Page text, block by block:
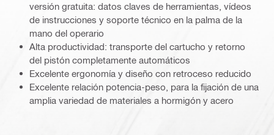
versión gratuita: datos claves de herramientas, vídeos
de instrucciones y soporte técnico en la palma de la
mano del operario
Alta productividad: transporte del cartucho y retorno
del pistón completamente automáticos
Excelente ergonomía y diseño con retroceso reducido
Excelente relación potencia-peso, para la fijación de una
amplia variedad de materiales a hormigón y acero